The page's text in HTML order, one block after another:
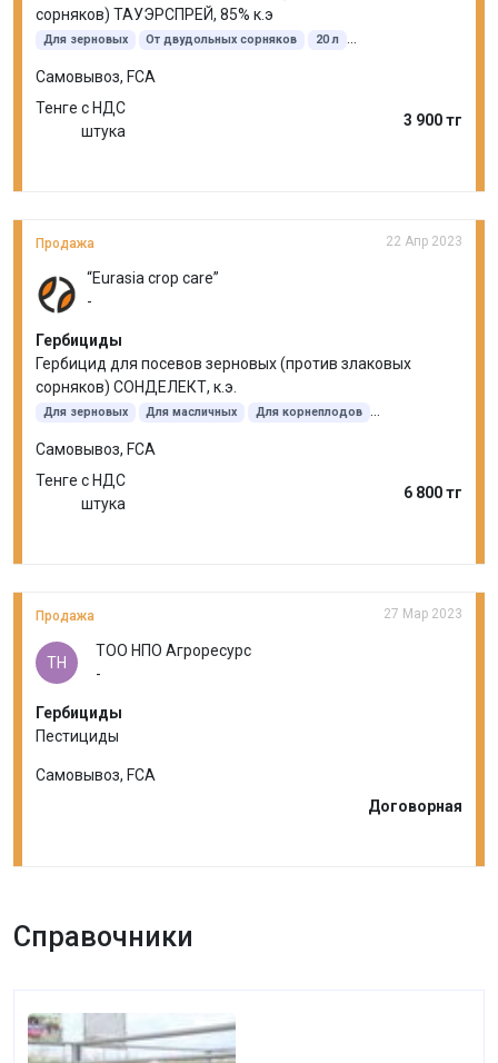
сорняков) ТАУЭРСПРЕЙ, 85% к.э
Для зерновых От двудольных сорняков
20 л
Самовывоз, FCA
Тенге с НДС
штука
3 900 тг
Продажа 22 Апр 2023
“Eurasia crop care”
-
Гербициды
Гербицид для посевов зерновых (против злаковых
сорняков) СОНДЕЛЕКТ, к.э.
Для зерновых Для масличных
Для корнеплодов
Самовывоз, FCA
Тенге с НДС
штука
6 800 тг
Продажа 27 Мар 2023
ТН
ТОО НПО Агроресурс
-
Гербициды
Пестициды
Самовывоз, FCA
Договорная
Справочники